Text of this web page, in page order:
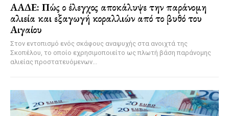
ΑΑΔΕ: Πώς ο έλεγχος αποκάλυψε την παράνομη
αλιεία και εξαγωγή κοραλλιών από το βυθό του
Αιγαίου
Στον εντοπισμό ενός σκάφους αναψυχής στα ανοιχτά της
Σκοπέλου, το οποίο εχρησιμοποιείτο ως πλωτή βάση παράνομης
αλιείας προστατευόμενων...